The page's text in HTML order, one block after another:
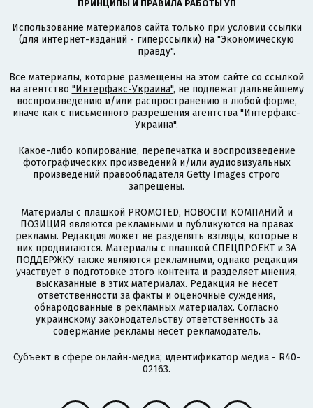
ПРИНЦИПЫ И ПРАВИЛА РАБОТЫ УП
Использование материалов сайта только при условии ссылки
(для интернет-изданий - гиперссылки) на "Экономическую
правду".
Все материалы, которые размещены на этом сайте со ссылкой
на агентство "Интерфакс-Украина", не подлежат дальнейшему
воспроизведению и/или распространению в любой форме,
иначе как с письменного разрешения агентства "Интерфакс-
Украина".
Какое-либо копирование, перепечатка и воспроизведение
фотографических произведений и/или аудиовизуальных
произведений правообладателя Getty Images строго
запрещены.
Материалы с плашкой PROMOTED, НОВОСТИ КОМПАНИЙ и
ПОЗИЦИЯ являются рекламными и публикуются на правах
рекламы. Редакция может не разделять взгляды, которые в
них продвигаются. Материалы с плашкой СПЕЦПРОЕКТ и ЗА
ПОДДЕРЖКУ также являются рекламными, однако редакция
участвует в подготовке этого контента и разделяет мнения,
высказанные в этих материалах. Редакция не несет
ответственности за факты и оценочные суждения,
обнародованные в рекламных материалах. Согласно
украинскому законодательству ответственность за
содержание рекламы несет рекламодатель.
Субъект в сфере онлайн-медиа; идентификатор медиа - R40-
02163.